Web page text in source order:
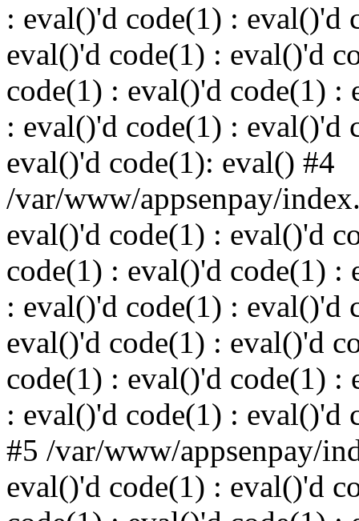
: eval()'d code(1) : eval()'d
eval()'d code(1) : eval()'d
code(1) : eval()'d code(1) :
: eval()'d code(1) : eval()'d
eval()'d code(1): eval() #4
/var/www/appsenpay/
eval()'d code(1) : eval()'d
code(1) : eval()'d code(1) :
: eval()'d code(1) : eval()'d
eval()'d code(1) : eval()'d
code(1) : eval()'d code(1) :
: eval()'d code(1) : eval()'d
#5 /var/www/appsenpay/
eval()'d code(1) : eval()'d